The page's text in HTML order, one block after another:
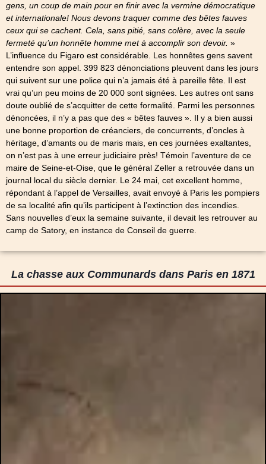
gens, un coup de main pour en finir avec la vermine démocratique
et internationale! Nous devons traquer comme des bêtes fauves
ceux qui se cachent. Cela, sans pitié, sans colère, avec la seule
fermeté qu’un honnête homme met à accomplir son devoir. »
L’influence du Figaro est considérable. Les honnêtes gens savent
entendre son appel. 399 823 dénonciations pleuvent dans les jours
qui suivent sur une police qui n’a jamais été à pareille fête. Il est
vrai qu’un peu moins de 20 000 sont signées. Les autres ont sans
doute oublié de s’acquitter de cette formalité. Parmi les personnes
dénoncées, il n’y a pas que des « bêtes fauves ». Il y a bien aussi
une bonne proportion de créanciers, de concurrents, d’oncles à
héritage, d’amants ou de maris mais, en ces journées exaltantes,
on n’est pas à une erreur judiciaire près! Témoin l’aventure de ce
maire de Seine-et-Oise, que le général Zeller a retrouvée dans un
journal local du siècle dernier. Le 24 mai, cet excellent homme,
répondant à l’appel de Versailles, avait envoyé à Paris les pompiers
de sa localité afin qu’ils participent à l’extinction des incendies.
Sans nouvelles d’eux la semaine suivante, il devait les retrouver au
camp de Satory, en instance de Conseil de guerre.
La chasse aux Communards dans Paris en 1871